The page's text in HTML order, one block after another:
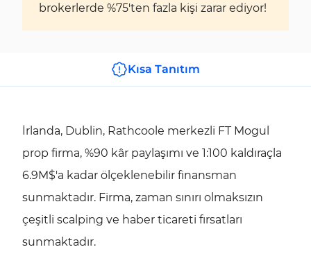
brokerlerde %75'ten fazla kişi zarar ediyor!
Kısa Tanıtım
İrlanda, Dublin, Rathcoole merkezli FT Mogul
prop firma, %90 kâr paylaşımı ve 1:100 kaldıraçla
6.9M$'a kadar ölçeklenebilir finansman
sunmaktadır. Firma, zaman sınırı olmaksızın
çeşitli scalping ve haber ticareti fırsatları
sunmaktadır.